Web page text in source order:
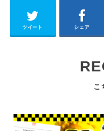
ツイート シェア